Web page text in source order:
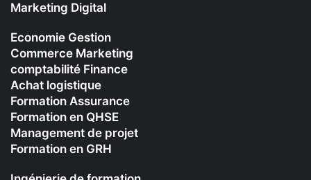
Marketing Digital
Economie Gestion
Commerce Marketing
comptabilité Finance
Achat logistique
Formation Assurance
Formation en QHSE
Management de projet
Formation en GRH